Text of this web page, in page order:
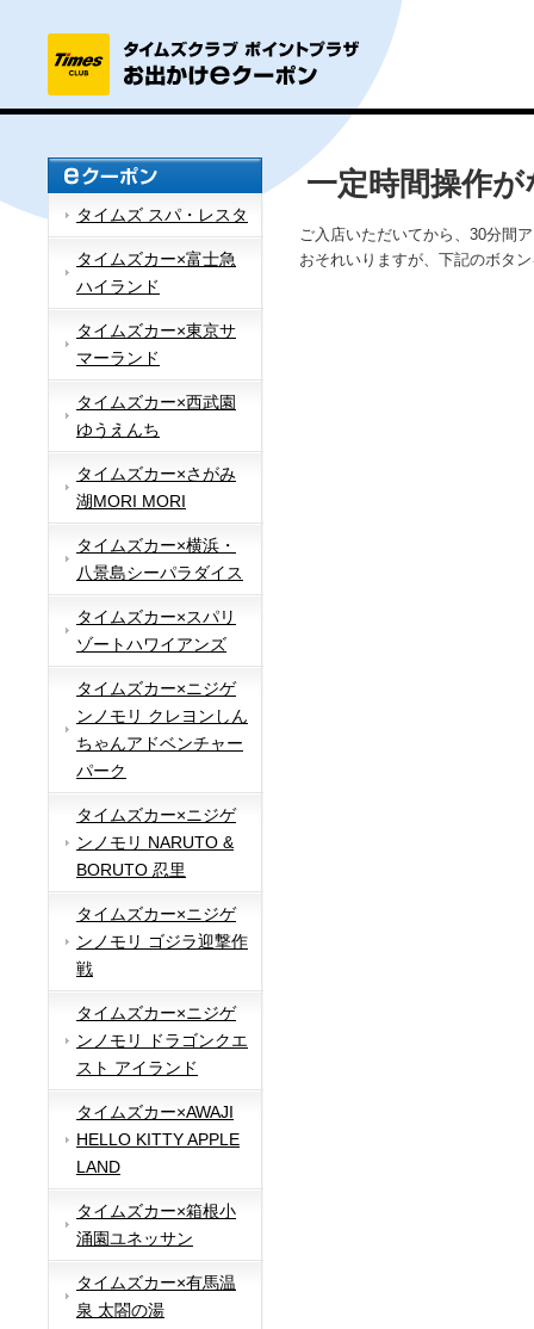
タイムズ スパ・レスタ
タイムズカー×富士急
ハイランド
タイムズカー×東京サ
マーランド
タイムズカー×西武園
ゆうえんち
タイムズカー×さがみ
湖MORI MORI
タイムズカー×横浜・
八景島シーパラダイス
タイムズカー×スパリ
ゾートハワイアンズ
タイムズカー×ニジゲ
ンノモリ クレヨンしん
ちゃんアドベンチャー
パーク
タイムズカー×ニジゲ
ンノモリ NARUTO &
BORUTO 忍里
タイムズカー×ニジゲ
ンノモリ ゴジラ迎撃作
戦
タイムズカー×ニジゲ
ンノモリ ドラゴンクエ
スト アイランド
タイムズカー×AWAJI
HELLO KITTY APPLE
LAND
タイムズカー×箱根小
涌園ユネッサン
タイムズカー×有馬温
泉 太閤の湯
一定時間操作
ご入店いただいてから、30分間
おそれいりますが、下記のボタ